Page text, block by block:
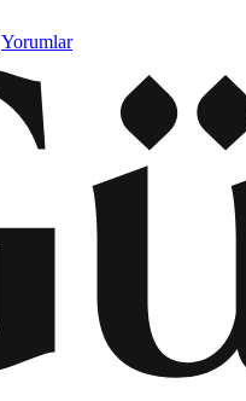
Yorumlar